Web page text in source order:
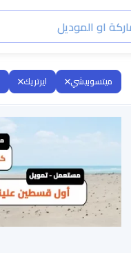
ميتسوبيشي ايرتريك